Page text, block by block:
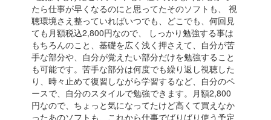
たら仕事が早くなるのにと思ってたそのソフトも、 視
聴環境さえ整っていればいつでも、どこでも、何回見
ても月額税込2,800円なので、 しっかり勉強する事は
もちろんのこと、基礎を広く浅く押さえて、自分が苦
手な部分や、自分が覚えたい部分だけを勉強すること
も可能です。苦手な部分は何度でも繰り返し視聴した
り、時々止めて復習しながら学習するなど、自分のペ
ースで、自分のスタイルで勉強できます。月額2,800
円なので、ちょっと気になってたけど高くて買えなか
ったあのソフトも、これから仕事でばりばり使う予定